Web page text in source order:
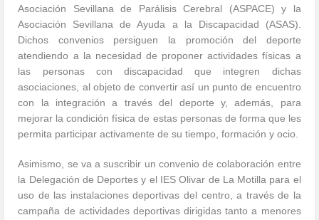
Asociación Sevillana de Parálisis Cerebral (ASPACE) y la
Asociación Sevillana de Ayuda a la Discapacidad (ASAS).
Dichos convenios persiguen la promoción del deporte
atendiendo a la necesidad de proponer actividades físicas a
las personas con discapacidad que integren dichas
asociaciones, al objeto de convertir así un punto de encuentro
con la integración a través del deporte y, además, para
mejorar la condición física de estas personas de forma que les
permita participar activamente de su tiempo, formación y ocio.
Asimismo, se va a suscribir un convenio de colaboración entre
la Delegación de Deportes y el IES Olivar de La Motilla para el
uso de las instalaciones deportivas del centro, a través de la
campaña de actividades deportivas dirigidas tanto a menores